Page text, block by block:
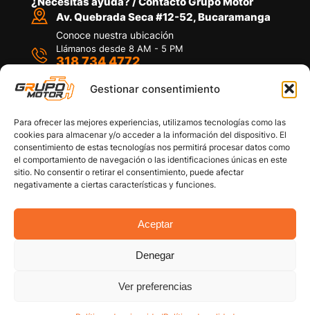
Gestionar consentimiento
Para ofrecer las mejores experiencias, utilizamos tecnologías como las
cookies para almacenar y/o acceder a la información del dispositivo. El
consentimiento de estas tecnologías nos permitirá procesar datos como
el comportamiento de navegación o las identificaciones únicas en este
sitio. No consentir o retirar el consentimiento, puede afectar
negativamente a ciertas características y funciones.
Aceptar
Denegar
Ver preferencias
Av. Quebrada Seca #12-52, Bucaramanga
Conoce nuestra ubicación
Llámanos desde 8 AM - 5 PM
318 734 4772
Por medio de WhatsApp
Copyright © 2026 Grupo Motor S.A.S. Todos los
Políticas de privacidad
Política de devoluciones y/o reembolsos
Términos y Condiciones